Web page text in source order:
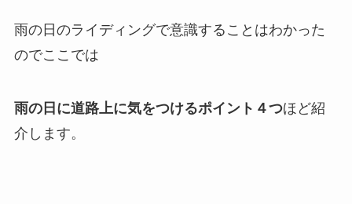
雨の日のライディングで意識することはわかった
のでここでは
雨の日に道路上に気をつけるポイント４つほど紹
介します。